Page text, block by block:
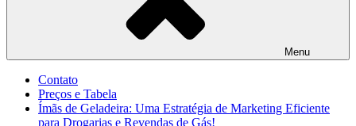
Menu
Contato
Preços e Tabela
Ímãs de Geladeira: Uma Estratégia de Marketing Eficiente
para Drogarias e Revendas de Gás!